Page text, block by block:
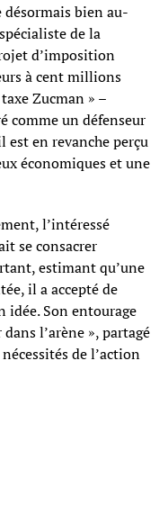
bien au-
de la
d’imposition
à cent millions
Zucman » –
comme un défenseur
est en revanche perçu
économiques et une
l’intéressé
se consacrer
estimant qu’une
il a accepté de
idée. Son entourage
l’arène », partagé
de l’action